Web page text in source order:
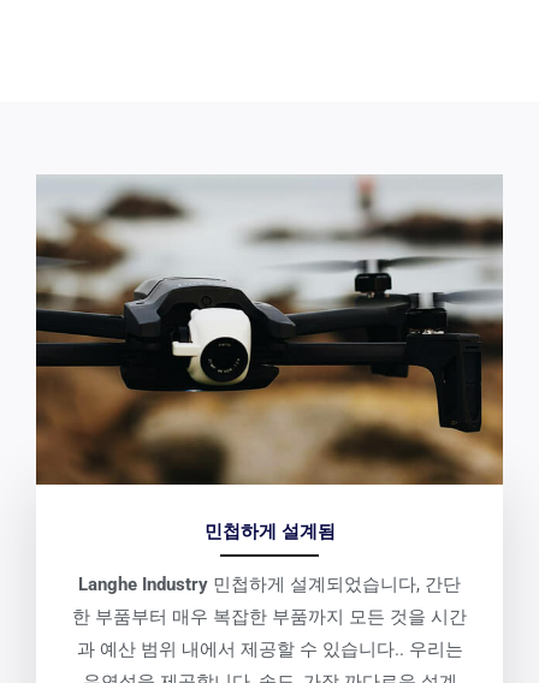
민첩하게 설계됨
Langhe Industry 민첩하게 설계되었습니다, 간단
한 부품부터 매우 복잡한 부품까지 모든 것을 시간
과 예산 범위 내에서 제공할 수 있습니다.. 우리는